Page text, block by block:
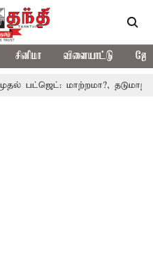
சினிமா விளையாட்டு
தடுமாற்றமா?